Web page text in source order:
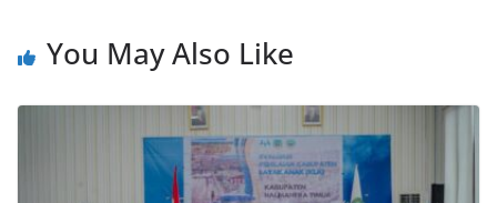
You May Also Like